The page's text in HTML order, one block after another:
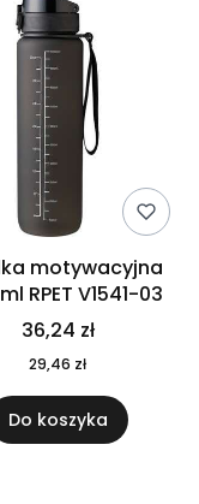
motywacyjna
RPET V1541-03
36,24 zł
29,46 zł
Do koszyka